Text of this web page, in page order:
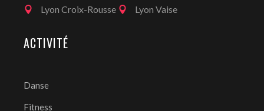
Lyon Croix-Rousse
Lyon Vaise
ACTIVITÉ
Danse
Fitness